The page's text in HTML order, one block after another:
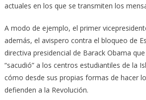
actuales en los que se transmiten los
A modo de ejemplo, el primer
además, el avispero contra el bloqueo de
directiva presidencial de Barack Obama
“sacudió” a los centros estudiantiles de la
cómo desde sus propias formas de hacer
defienden a la Revolución.